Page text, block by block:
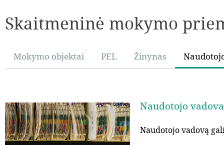
Skaitmeninė mokymo
Mokymo objektai PEL Žinynas
Naudotojo
Naudotojo vadovą